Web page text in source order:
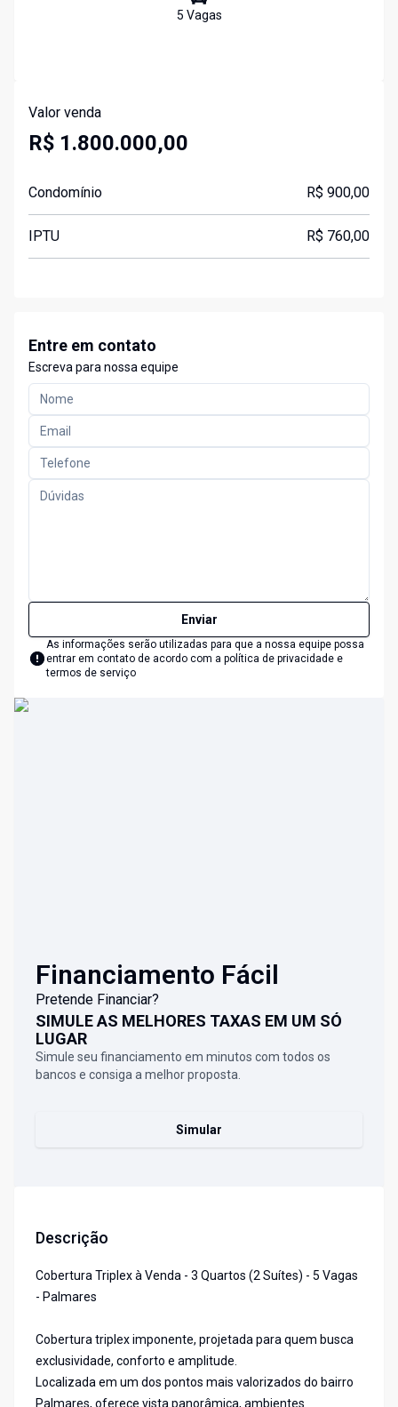
5 Vagas
Valor venda
R$ 1.800.000,00
Condomínio R$ 900,00
IPTU R$ 760,00
Entre em contato
Escreva para nossa equipe
Enviar
As informações serão utilizadas para que a nossa equipe possa
entrar em contato de acordo com a política de privacidade e
termos de serviço
Financiamento Fácil
Pretende Financiar?
SIMULE AS MELHORES TAXAS EM UM SÓ
LUGAR
Simule seu financiamento em minutos com todos os
bancos e consiga a melhor proposta.
Simular
Descrição
Cobertura Triplex à Venda - 3 Quartos (2 Suítes) - 5 Vagas
- Palmares
Cobertura triplex imponente, projetada para quem busca
exclusividade, conforto e amplitude.
Localizada em um dos pontos mais valorizados do bairro
Palmares, oferece vista panorâmica, ambientes